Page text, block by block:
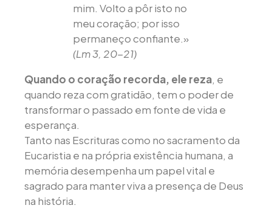
mim. Volto a pôr isto no
meu coração; por isso
permaneço confiante.»
(Lm 3, 20-21)
Quando o coração recorda, ele reza, e
quando reza com gratidão, tem o poder de
transformar o passado em fonte de vida e
esperança.
Tanto nas Escrituras como no sacramento da
Eucaristia e na própria existência humana, a
memória desempenha um papel vital e
sagrado para manter viva a presença de Deus
na história.